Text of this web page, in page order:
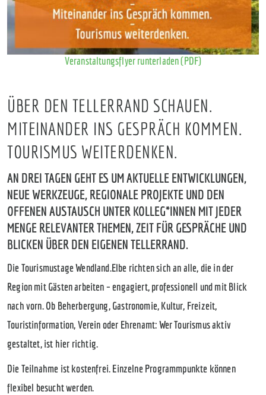
Veranstaltungsflyer runterladen (PDF)
ÜBER DEN TELLERRAND SCHAUEN.
MITEINANDER INS GESPRÄCH KOMMEN.
TOURISMUS WEITERDENKEN.
AN DREI TAGEN GEHT ES UM AKTUELLE ENTWICKLUNGEN,
NEUE WERKZEUGE, REGIONALE PROJEKTE UND DEN
OFFENEN AUSTAUSCH UNTER KOLLEG*INNEN MIT JEDER
MENGE RELEVANTER THEMEN, ZEIT FÜR GESPRÄCHE UND
BLICKEN ÜBER DEN EIGENEN TELLERRAND.
Die Tourismustage Wendland.Elbe richten sich an alle, die in der
Region mit Gästen arbeiten – engagiert, professionell und mit Blick
nach vorn. Ob Beherbergung, Gastronomie, Kultur, Freizeit,
Touristinformation, Verein oder Ehrenamt: Wer Tourismus aktiv
gestaltet, ist hier richtig.
Die Teilnahme ist kostenfrei. Einzelne Programmpunkte können
flexibel besucht werden.